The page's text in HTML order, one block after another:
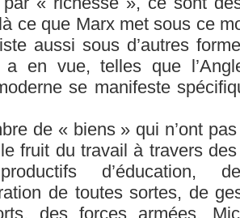
ce que Marx met sous ce
aussi sous d’autres
a en vue, telles que
se manifeste
de « biens » qui n’ont
fruit du travail à travers des
d’éducation,
de toutes sortes, de
des forces armées.